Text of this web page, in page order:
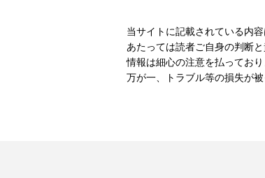
当サイトに記載されている内
あたっては読者ご自身の判断
情報は細心の注意を払ってお
万が一、トラブル等の損失が